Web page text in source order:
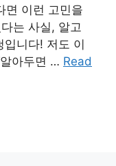
면 이런 고민을
는 사실, 알고
입니다! 저도 이
아두면 … Read